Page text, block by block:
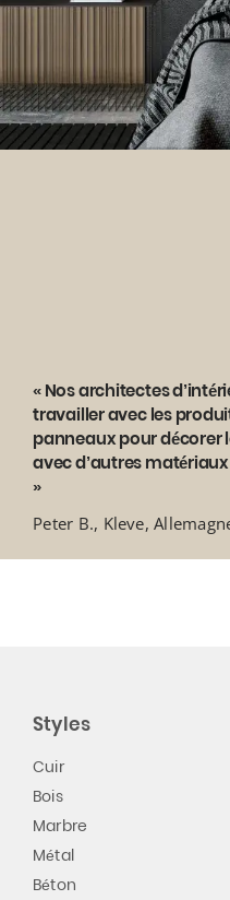
« Nos architectes
travailler avec les
panneaux pour décorer
avec d’autres
»
Peter B., Kleve,
Styles
Cuir
Bois
Marbre
Métal
Béton